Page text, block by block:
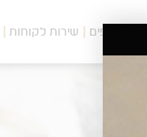
סניפים שירות לקוחות